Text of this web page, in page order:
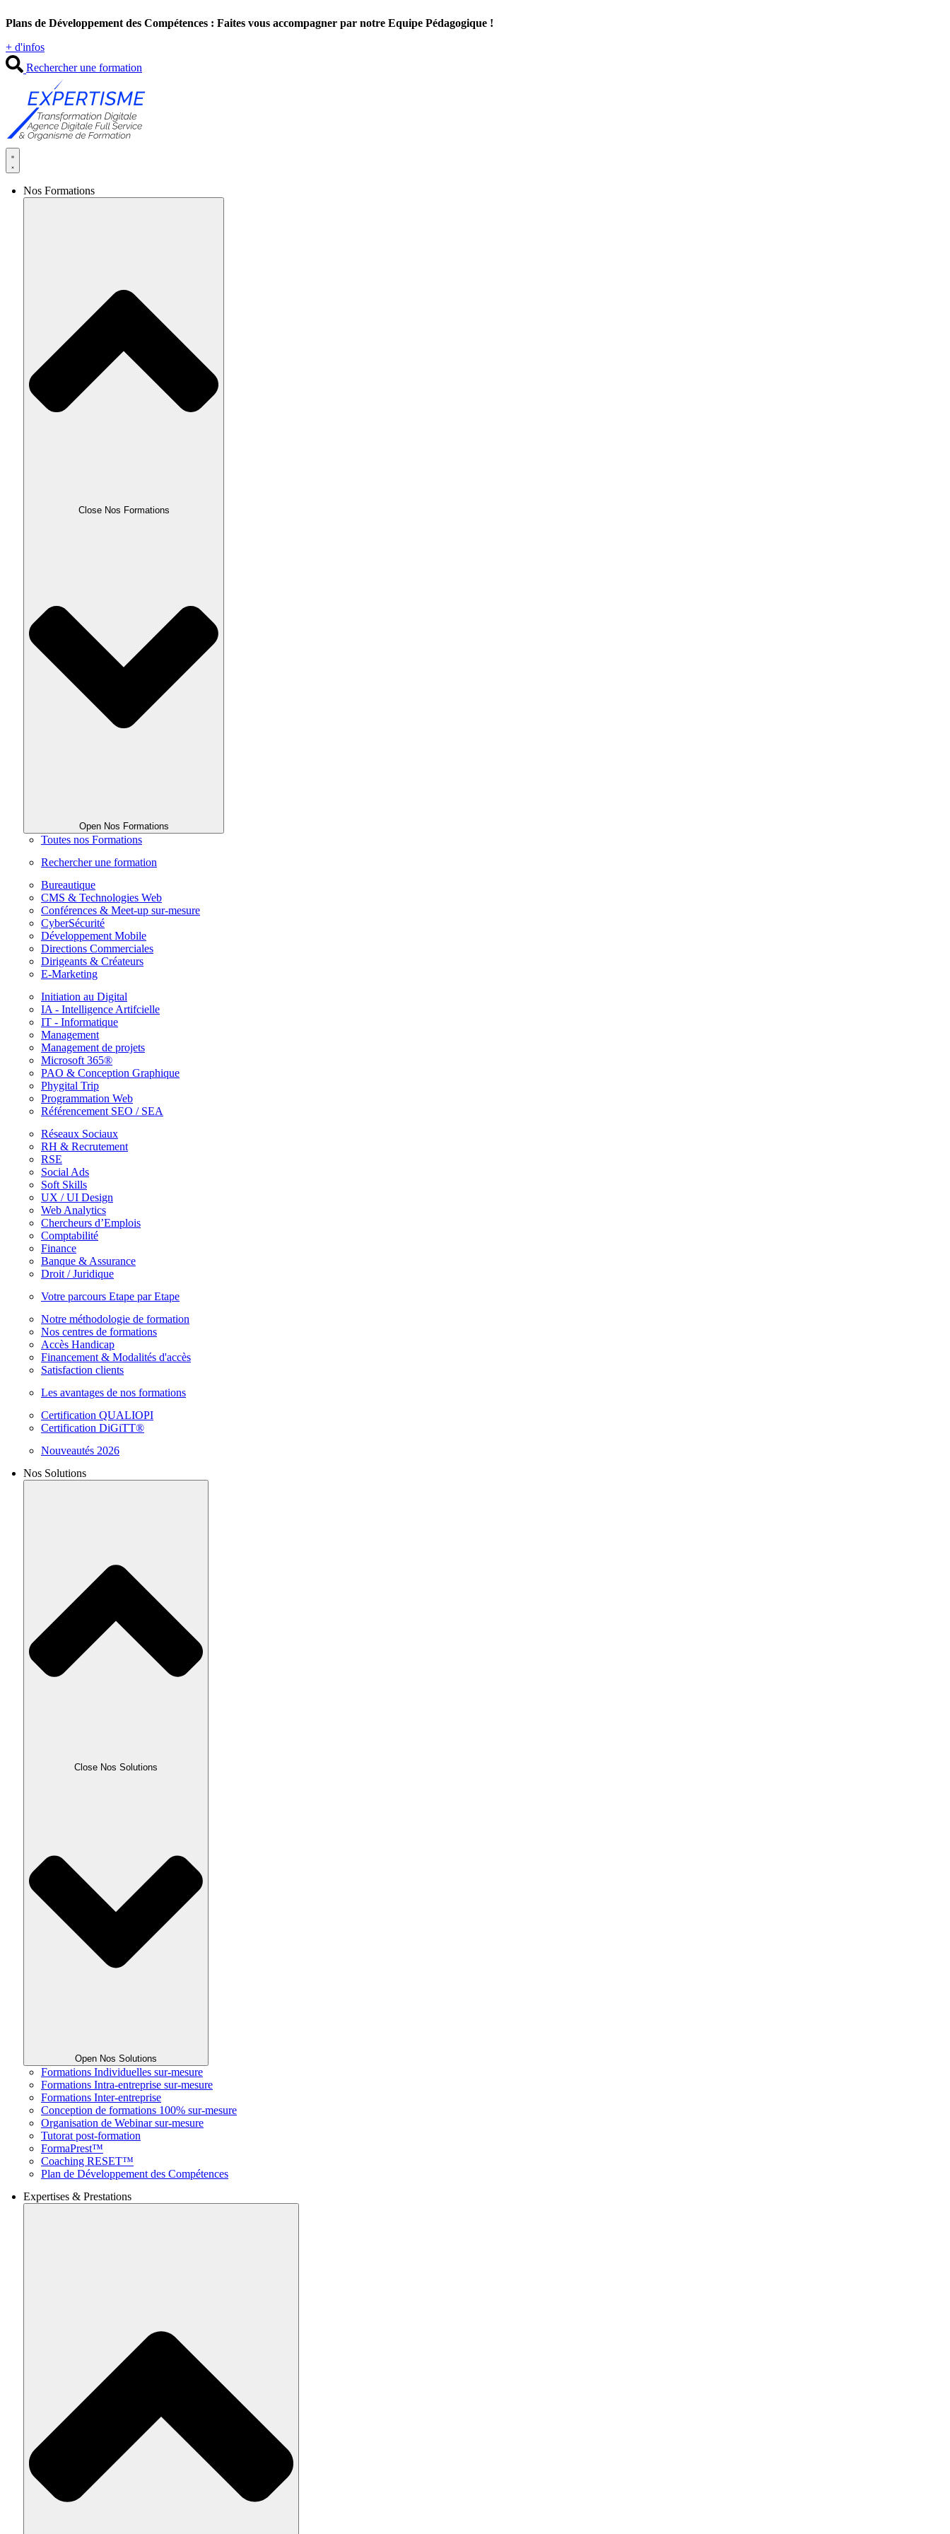
au
Plans de Développement des Compétences : Faites vous accompagner par notre Equipe Pédagogique !
+ d'infos
Rechercher une formation
Nos Formations
Close Nos Formations
Open Nos Formations
Toutes nos Formations
Rechercher une formation
Bureautique
CMS & Technologies Web
Conférences & Meet-up sur-mesure
CyberSécurité
Développement Mobile
Directions Commerciales
Dirigeants & Créateurs
E-Marketing
Initiation au Digital
IA - Intelligence Artifcielle
IT - Informatique
Management
Management de projets
Microsoft 365®
PAO & Conception Graphique
Phygital Trip
Programmation Web
Référencement SEO / SEA
Réseaux Sociaux
RH & Recrutement
RSE
Social Ads
Soft Skills
UX / UI Design
Web Analytics
Chercheurs d’Emplois
Comptabilité
Finance
Banque & Assurance
Droit / Juridique
Votre parcours Etape par Etape
Notre méthodologie de formation
Nos centres de formations
Accès Handicap
Financement & Modalités d'accès
Satisfaction clients
Les avantages de nos formations
Certification QUALIOPI
Certification DiGiTT®
Nouveautés 2026
Nos Solutions
Close Nos Solutions
Open Nos Solutions
Formations Individuelles sur-mesure
Formations Intra-entreprise sur-mesure
Formations Inter-entreprise
Conception de formations 100% sur-mesure
Organisation de Webinar sur-mesure
Tutorat post-formation
FormaPrest™
Coaching RESET™
Plan de Développement des Compétences
Expertises & Prestations